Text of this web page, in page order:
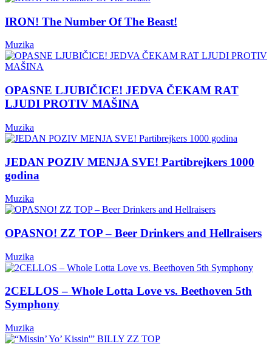
IRON! The Number Of The Beast!
Muzika
OPASNE LJUBIČICE! JEDVA ČEKAM RAT
LJUDI PROTIV MAŠINA
Muzika
JEDAN POZIV MENJA SVE! Partibrejkers 1000
godina
Muzika
OPASNO! ZZ TOP – Beer Drinkers and Hellraisers
Muzika
2CELLOS – Whole Lotta Love vs. Beethoven 5th
Symphony
Muzika